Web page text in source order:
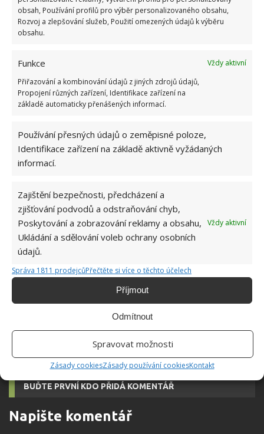
obsah, Používání profilů pro výběr personalizovaného obsahu,
Rozvoj a zlepšování služeb, Použití omezených údajů k výběru
obsahu.
Funkce
Vždy aktivní
Přiřazování a kombinování údajů z jiných zdrojů údajů,
Propojení různých zařízení, Identifikace zařízení na
základě automaticky přenášených informací.
Používání přesných údajů o zeměpisné poloze,
Identifikace zařízení na základě aktivně vyžádaných
informací.
Zajištění bezpečnosti, předcházení a
zjišťování podvodů a odstraňování chyb,
Poskytování a zobrazování reklamy a obsahu,
Ukládání a sdělování voleb ochrany osobních
údajů.
Vždy aktivní
Správa 1811 prodejcůPřečtěte si více o těchto účelech
Příjmout
Odmítnout
Spravovat možnosti
Zásady cookiesZásady používání cookiesKontakt
Hana Musilová
redaktorky ji tak nadchla, že se
autorovi]
Při praní prádla lze ušetřit tisíce korun. Díky
tomuto snadnému triku to zvládne naprosto
každý
elektrický sporák hospodárněji. Ušetřit na
energiích je možné i na banalitách
Jedno otočení kolečkem u pračky může při praní
snížit spotřebu energie až o 50 %. Skoro nikdo
BUĎTE PRVNÍ KDO PŘIDÁ KOMENTÁŘ
Napište komentář